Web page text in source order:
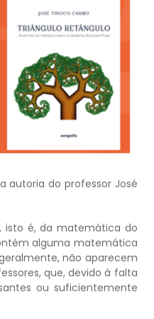
autoria do professor José
isto é, da matemática do
alguma matemática
não aparecem
que, devido à falta
ou suficientemente